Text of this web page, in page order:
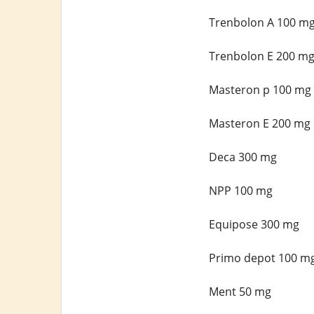
Trenbolon A 100
Trenbolon E 200 mg
Masteron p 100 mg
Masteron E 200 mg
Deca 300 mg
NPP 100 mg
Equipose 300 mg
Primo depot 100
Ment 50 mg